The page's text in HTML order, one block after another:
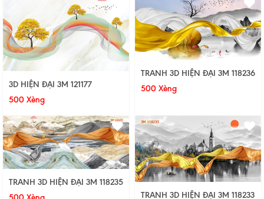
3D HIỆN ĐẠI 3M 121177
500 Xèng
TRANH 3D HIỆN ĐẠI 3M 118236
500 Xèng
TRANH 3D HIỆN ĐẠI 3M 118235
TRANH 3D HIỆN ĐẠI 3M 118233